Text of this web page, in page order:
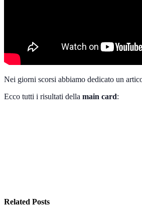
Nei giorni scorsi abbiamo dedicato un
Ecco tutti i risultati della main card:
Related Posts